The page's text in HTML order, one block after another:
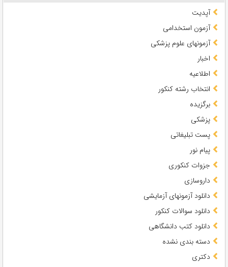
آپدیت
آزمون استخدامی
آزمونهای علوم پزشکی
اخبار
اطلاعیه
انتخاب رشته کنکور
برگزیده
پزشکی
پست تبلیغاتی
پیام نور
جزوات کنکوری
داروسازی
دانلود آزمونهای آزمایشی
دانلود سوالات کنکور
دانلود کتب دانشگاهی
دسته بندی نشده
دکتری